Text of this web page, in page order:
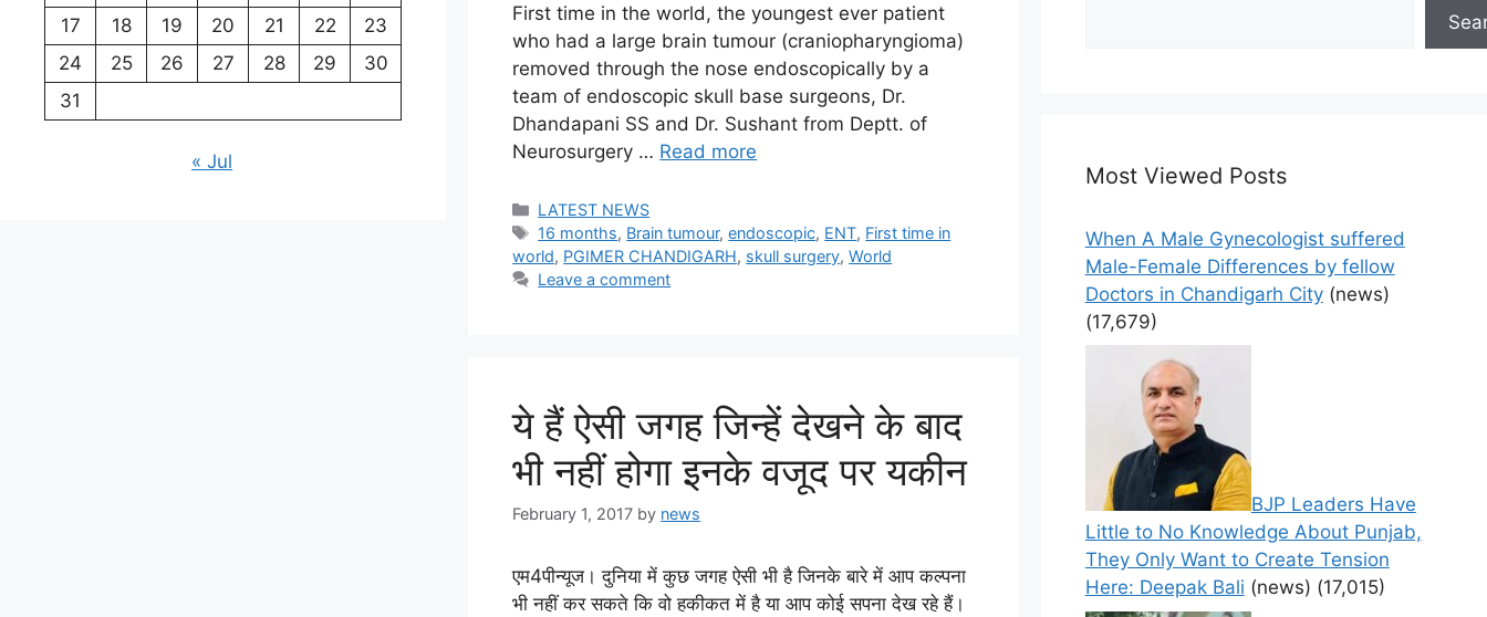
First time in the world, the youngest ever patient
who had a large brain tumour (craniopharyngioma)
removed through the nose endoscopically by a
team of endoscopic skull base surgeons, Dr.
Dhandapani SS and Dr. Sushant from Deptt. of
Neurosurgery … Read more
Categories
LATEST NEWS
Tags
16 months, Brain tumour,endoscopic, ENT, First time in
world, PGIMER CHANDIGARH, skull surgery,World
Leave a comment
ये हैं ऐसी जगह जिन्हें देखने के बाद
भी नहीं होगा इनके वजूद पर यकीन
February 1, 2017 by news
एम4पीन्यूज। दुनिया में कुछ जगह ऐसी भी है जिनके बारे में आप कल्पना
भी नहीं कर सकते कि वो हकीकत में है या आप कोई सपना देख रहे हैं।
17
18 19 20 21 22
23
24
25 26 27 28 29
30
31
« Jul
Most Viewed Posts
When A Male Gynecologist suffered
Male-Female Differences by fellow
Doctors in Chandigarh City (news)
(17,679)
BJP Leaders Have
Little to No Knowledge About Punjab,
They Only Want to Create Tension
Here: Deepak Bali (news) (17,015)